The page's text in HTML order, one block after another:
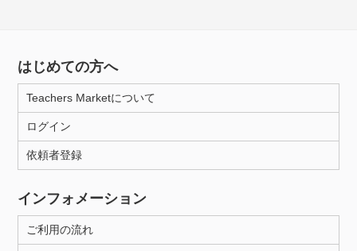
はじめての方へ
Teachers Marketについて
ログイン
依頼者登録
インフォメーション
ご利用の流れ